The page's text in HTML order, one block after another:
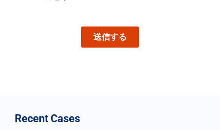
Recent Cases